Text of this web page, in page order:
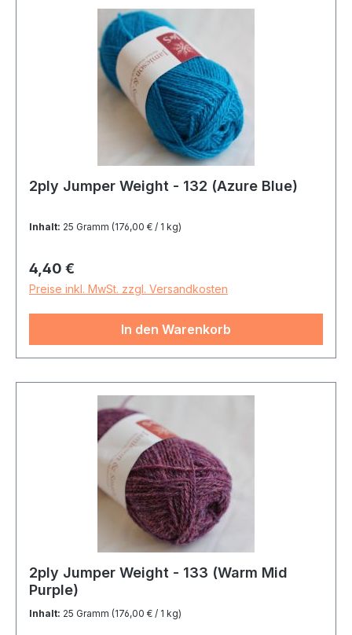
2ply Jumper Weight - 132 (Azure Blue)
Inhalt: 25 Gramm (176,00 € / 1 kg)
Regulärer Preis:
4,40 €
Preise inkl. MwSt. zzgl. Versandkosten
In den Warenkorb
2ply Jumper Weight - 133 (Warm Mid
Purple)
Inhalt: 25 Gramm (176,00 € / 1 kg)